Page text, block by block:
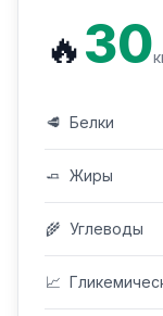
🔥30
🥩 Белки
🧈 Жиры
🌾 Углеводы
📈